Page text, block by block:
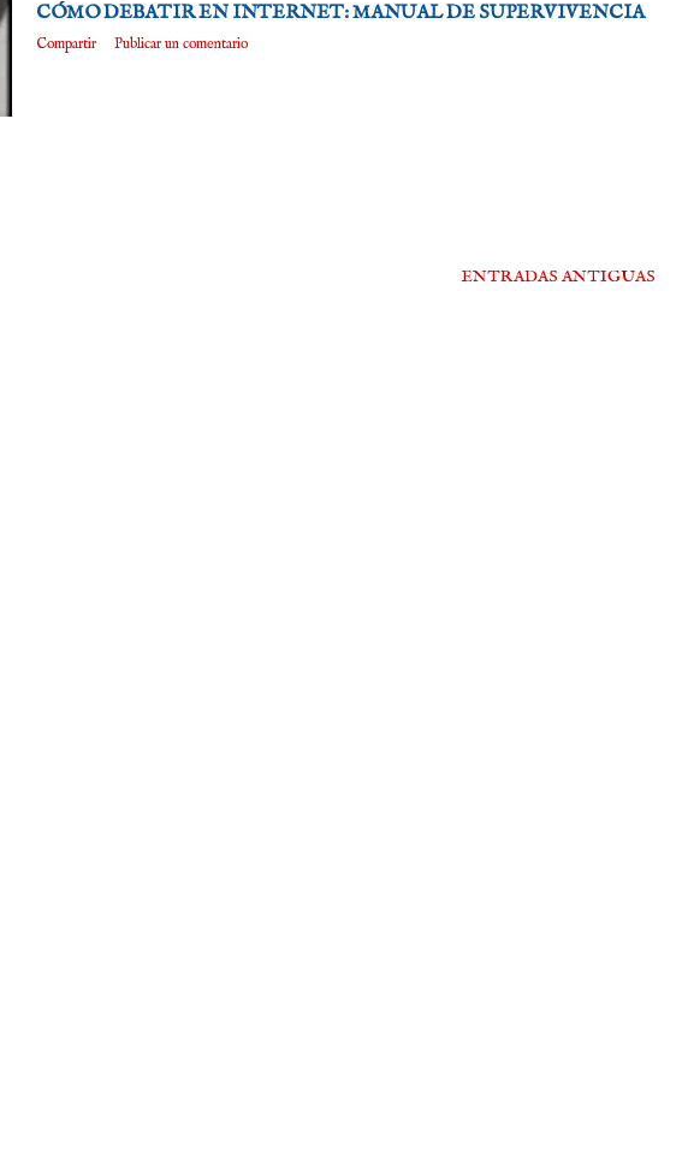
CÓMO DEBATIR EN INTERNET: MANUAL DE SUPERVIVENCIA
Compartir Publicar un comentario
ENTRADAS ANTIGUAS